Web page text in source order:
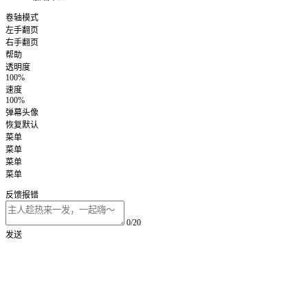
卷轴模式
左手翻页
右手翻页
帮助
透明度
100%
速度
100%
弹幕头像
恢复默认
菜单
菜单
菜单
菜单
反馈报错
0/20
发送